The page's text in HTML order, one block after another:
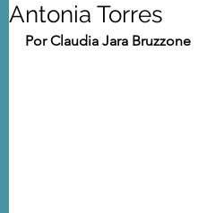
Antonia Torres
Por Claudia Jara Bruzzone